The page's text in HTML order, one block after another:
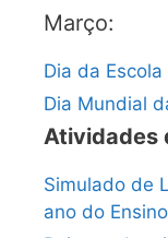
Março:
Dia da Escola
Dia Mundial
Atividades
Simulado de
ano do